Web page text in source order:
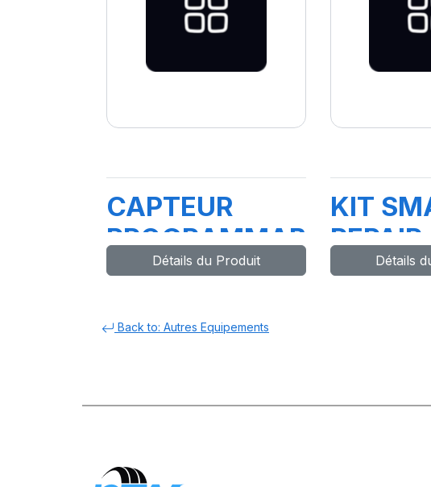
CAPTEUR
PROGRAMMABLE
EZ SENSOR-
BLACK(T2200B)
Détails du Produit
KIT
REPAIR
Détails
Back to: Autres Equipements